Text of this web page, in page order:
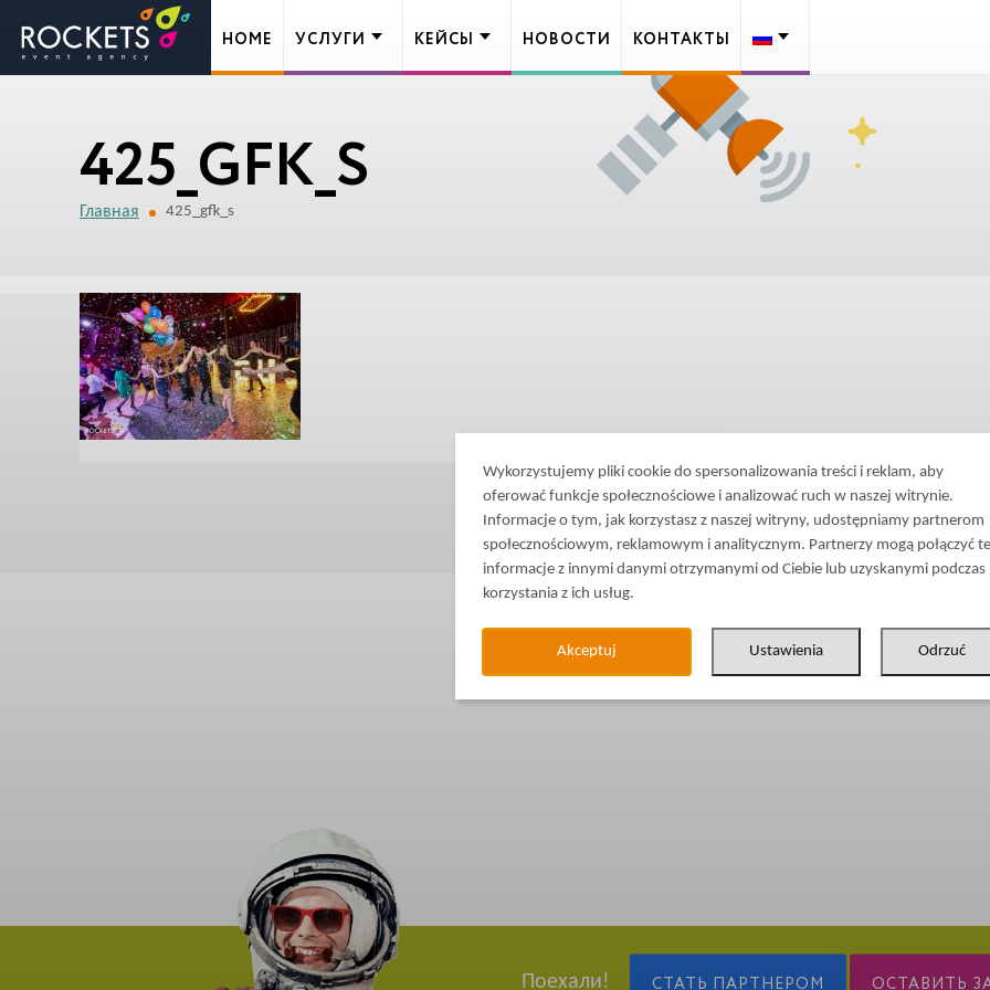
425_GFK_S
Главная 425_gfk_s
Поехали! СТАТЬ ПАРТНЕРОМ ОСТАВИТЬ
HOME УСЛУГИ КЕЙСЫ НОВОСТИ КОНТАКТЫ
Wykorzystujemy pliki cookie do spersonalizowania treści i reklam, aby
oferować funkcje społecznościowe i analizować ruch w naszej witrynie.
Informacje o tym, jak korzystasz z naszej witryny, udostępniamy partnerom
społecznościowym, reklamowym i analitycznym. Partnerzy mogą połączyć te
informacje z innymi danymi otrzymanymi od Ciebie lub uzyskanymi podczas
korzystania z ich usług.
Akceptuj Ustawienia Odrzuć